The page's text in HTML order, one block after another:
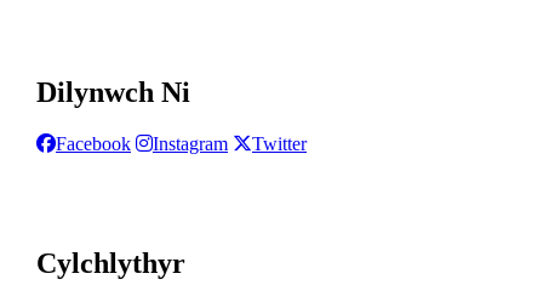
Dilynwch Ni
Facebook Instagram Twitter
Cylchlythyr